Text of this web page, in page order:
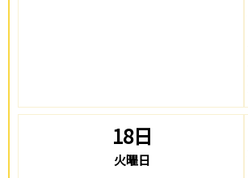
18日
火曜日